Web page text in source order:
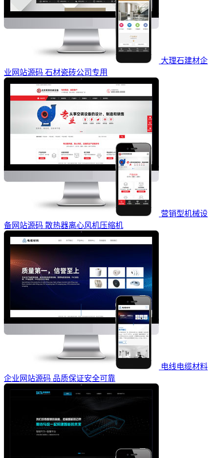
大理石建材企
业网站源码 石材瓷砖公司专用
营销型机械设
备网站源码 散热器离心风机压缩机
电线电缆材料
企业网站源码 品质保证安全可靠